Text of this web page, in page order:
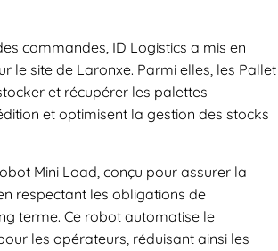
commandes, ID Logistics a mis en
le site de Laronxe. Parmi elles, les Pallet
et récupérer les palettes
et optimisent la gestion des stocks
Mini Load, conçu pour assurer la
respectant les obligations de
terme. Ce robot automatise le
les opérateurs, réduisant ainsi les